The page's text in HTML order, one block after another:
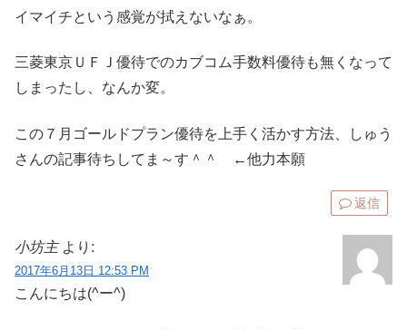
イマイチという感覚が拭えないなぁ。
三菱東京ＵＦＪ優待でのカブコム手数料優待も無くなって
しまったし、なんか変。
この７月ゴールドプラン優待を上手く活かす方法、しゅう
さんの記事待ちしてま～す＾＾ ←他力本願
返信
小坊主 より:
2017年6月13日 12:53 PM
こんにちは(^ー^)